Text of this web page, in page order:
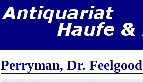
Perryman, Dr.